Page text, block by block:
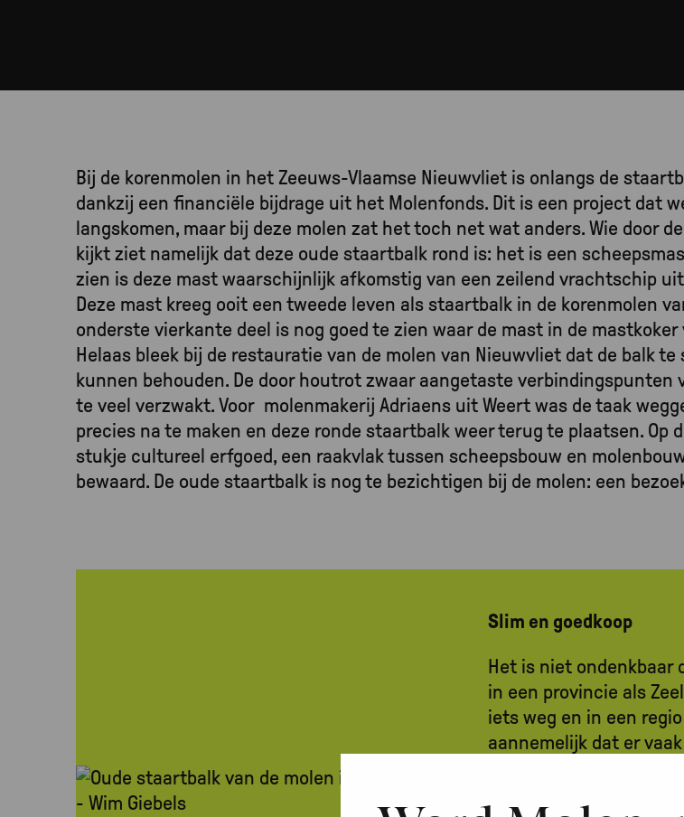
Bij de korenmolen in het Zeeuws-Vlaamse Nieuwvliet is onlangs de
dankzij een financiële bijdrage uit het Molenfonds. Dit is een project dat
langskomen, maar bij deze molen zat het toch net wat anders. Wie door
kijkt ziet namelijk dat deze oude staartbalk rond is: het is een
zien is deze mast waarschijnlijk afkomstig van een zeilend vrachtschip
Deze mast kreeg ooit een tweede leven als staartbalk in de korenmolen
onderste vierkante deel is nog goed te zien waar de mast in de
Helaas bleek bij de restauratie van de molen van Nieuwvliet dat de balk
kunnen behouden. De door houtrot zwaar aangetaste verbindingspunten
te veel verzwakt. Voor molenmakerij Adriaens uit Weert was de taak
precies na te maken en deze ronde staartbalk weer terug te plaatsen. Op
stukje cultureel erfgoed, een raakvlak tussen scheepsbouw en
bewaard. De oude staartbalk is nog te bezichtigen bij de molen: een
Slim en goedkoop
Het is niet ondenkbaar
in een provincie als
iets weg en in een
aannemelijk dat er
waren. Slimme
komen, die wellicht